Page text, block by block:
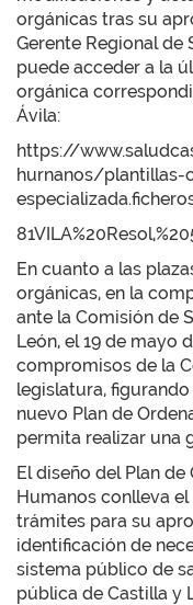
orgánicas tras su
Gerente Regional de
puede acceder a la
orgánica
Ávila:
https://
hurnanos/plantillas-
En cuanto a las
orgánicas, en la
ante la Comisión de
León, el 19 de mayo
compromisos de la
legislatura,
nuevo Plan de
permita realizar una
El diseño del Plan
Humanos conlleva
trámites para su
identificación de
sistema público de
pública de Castilla y